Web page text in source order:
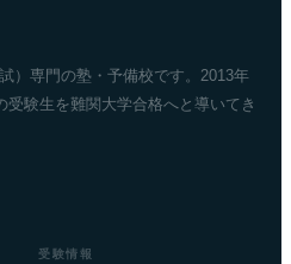
）専門の塾・予備校です。2013年
験生を難関大学合格へと導いてき
受験情報